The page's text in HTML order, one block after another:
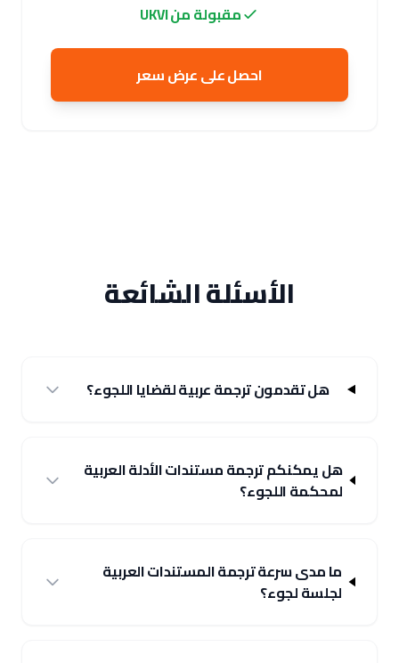
مقبولة من UKVI
احصل على عرض سعر
الأسئلة الشائعة
هل تقدمون ترجمة عربية لقضايا اللجوء؟
هل يمكنكم ترجمة مستندات الأدلة العربية
لمحكمة اللجوء؟
ما مدى سرعة ترجمة المستندات العربية
لجلسة لجوء؟